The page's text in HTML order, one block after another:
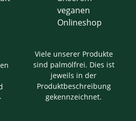
Viele unserer Produkte
sind palmölfrei. Dies ist
jeweils in der
Produktbeschreibung
gekennzeichnet.